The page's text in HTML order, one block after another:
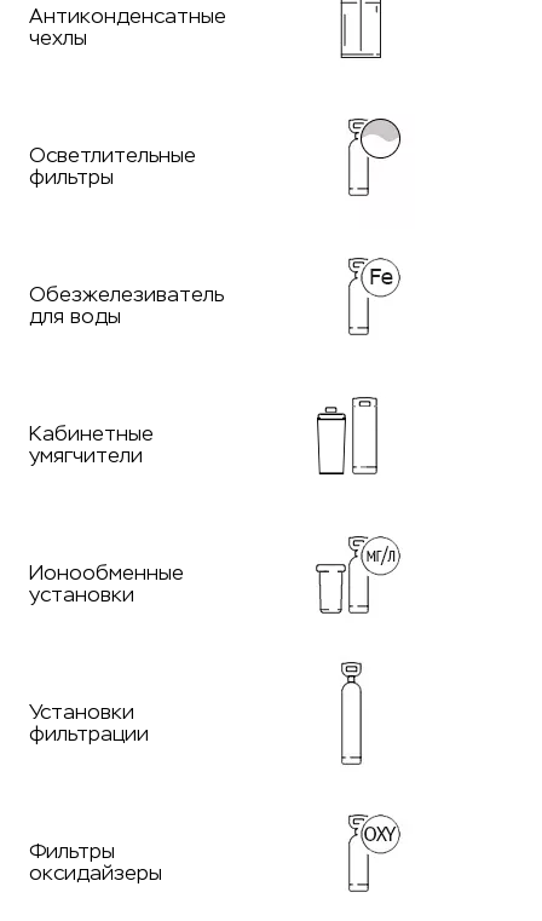
Антиконденсатные
чехлы
Осветлительные
фильтры
Обезжелезиватель
для воды
Кабинетные
умягчители
Ионообменные
установки
Установки
фильтрации
Фильтры
оксидайзеры